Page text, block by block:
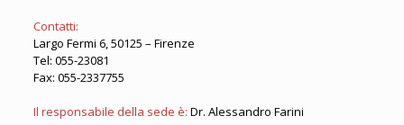
Contatti:
Largo Fermi 6, 50125 – Firenze
Tel: 055-23081
Fax: 055-2337755
Il responsabile della sede è: Dr. Alessandro Farini